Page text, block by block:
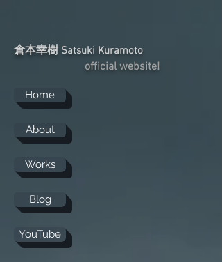
倉本幸樹 Satsuki Kuramoto
official website!
Home
About
Works
Blog
YouTube